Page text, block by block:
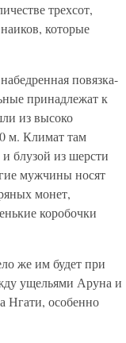
трехсот,
которые
повязка-
принадлежат к
из высоко
м. Климат там
блузой из шерсти
мужчины носят
монет,
коробочки
же им будет при
ущельями Аруна и
Нгати, особенно